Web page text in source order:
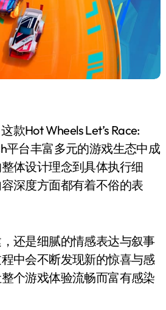
Hot Wheels Let’s Race:
平台丰富多元的游戏生态中成
体设计理念到具体执行细
深度方面都有着不俗的表
还是细腻的情感表达与叙事
中会不断发现新的惊喜与感
个游戏体验流畅而富有感染